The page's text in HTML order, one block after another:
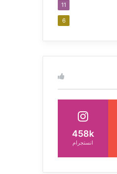
11
6
458k
انستجرام